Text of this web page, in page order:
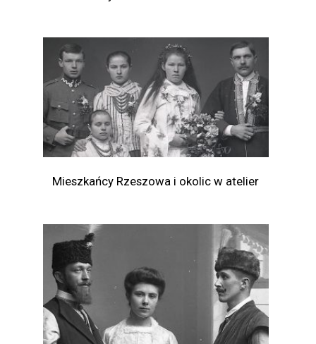
Mieszkańcy Rzeszowa i okolic w atelier